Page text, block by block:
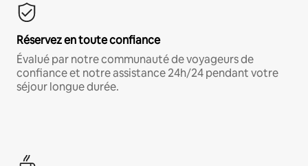
Réservez en toute confiance
Évalué par notre communauté de voyageurs de
confiance et notre assistance 24h/24 pendant votre
séjour longue durée.